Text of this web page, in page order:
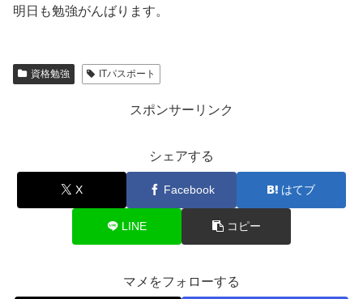
明日も勉強がんばります。
資格勉強 ITパスポート
スポンサーリンク
シェアする
X Facebook はてブ
LINE コピー
マメをフォローする